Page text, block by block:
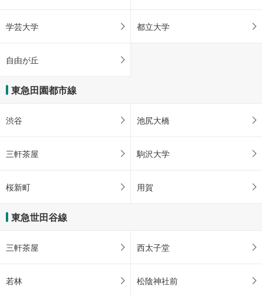
学芸大学 都立大学
自由が丘
東急田園都市線
渋谷 池尻大橋
三軒茶屋 駒沢大学
桜新町 用賀
東急世田谷線
三軒茶屋 西太子堂
若林 松陰神社前